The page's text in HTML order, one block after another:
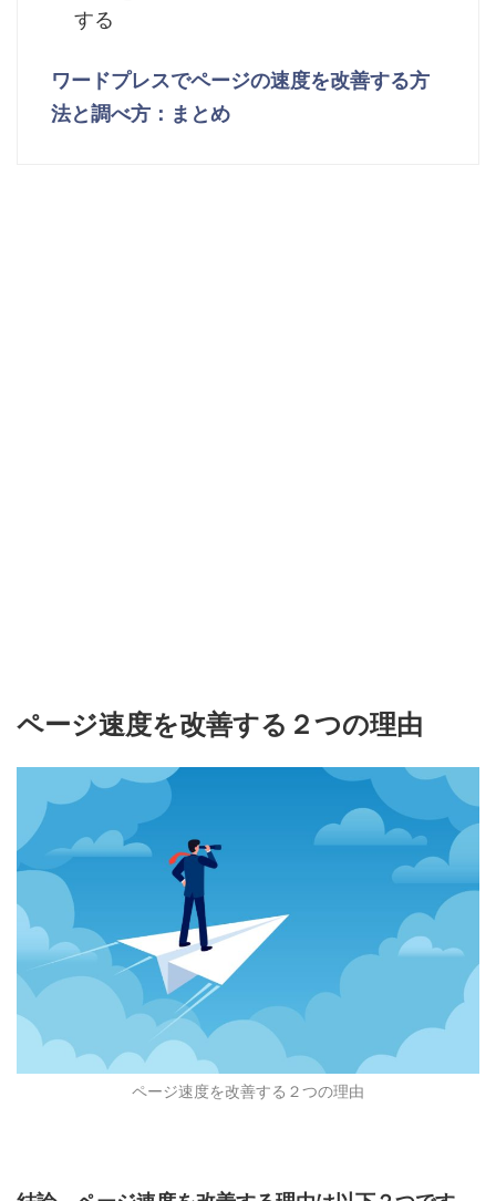
する
ワードプレスでページの速度を改善する方
法と調べ方：まとめ
ページ速度を改善する２つの理由
ページ速度を改善する２つの理由